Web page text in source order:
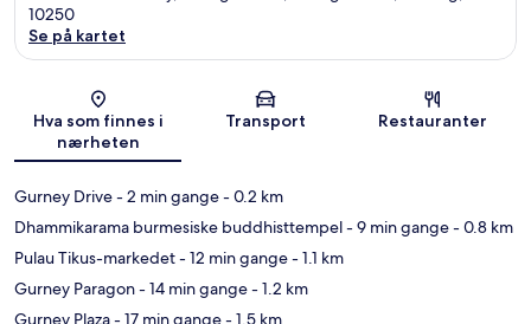
10250
Se på kartet
Hva som finnes i
nærheten
Transport Restauranter
Gurney Drive- 2 min gange- 0.2 km
Dhammikarama burmesiske buddhisttempel- 9 min gange- 0.8 km
Pulau Tikus-markedet- 12 min gange- 1.1 km
Gurney Paragon- 14 min gange- 1.2 km
Gurney Plaza- 17 min gange- 1.5 km